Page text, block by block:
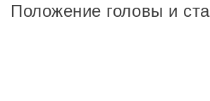
Положение головы и